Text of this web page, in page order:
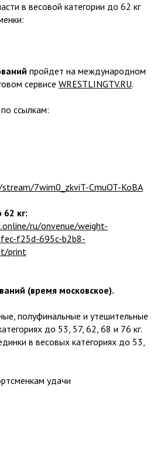
в весовой категории до 62 кг
пройдет на международном
сервисе WRESTLINGTV.RU.
ссылкам:
7wim0_zkviT-CmuOT-KoBA
кг:
ru/onvenue/weight-
f25d-695c-b2b8-
print
(время московское).
полуфинальные и утешительные
до 53, 57, 62, 68 и 76 кг.
в весовых категориях до 53,
удачи